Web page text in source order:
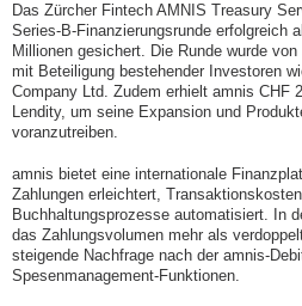
Das Zürcher Fintech AMNIS Treasury
Series-B-Finanzierungsrunde erfolgreich
Millionen gesichert. Die Runde wurde
mit Beteiligung bestehender Investoren
Company Ltd. Zudem erhielt amnis CHF
Lendity, um seine Expansion und
voranzutreiben.
amnis bietet eine internationale
Zahlungen erleichtert,
Buchhaltungsprozesse automatisiert. In
das Zahlungsvolumen mehr als
steigende Nachfrage nach der amnis-
Spesenmanagement-Funktionen.